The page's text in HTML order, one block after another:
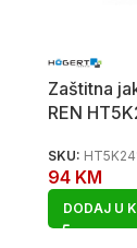
Zaštitna
REN
SKU:
94 KM
DODAJ U